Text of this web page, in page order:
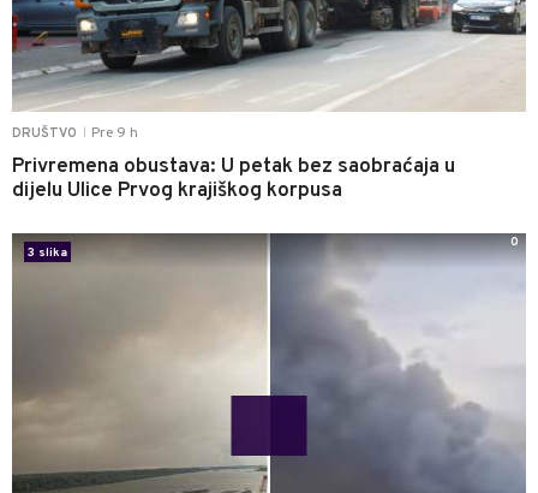
DRUŠTVO Pre 9 h
Privremena obustava: U petak bez saobraćaja u
dijelu Ulice Prvog krajiškog korpusa
3 slika
0